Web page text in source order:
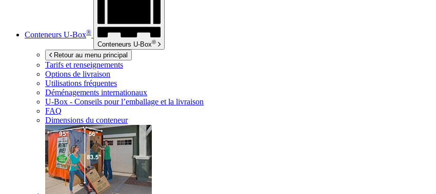
Conteneurs U-Box®
Conteneurs U-Box®
Retour au menu principal
Tarifs et renseignements
Options de livraison
Utilisations fréquentes
Déménagements internationaux
U-Box - Conseils pour l’emballage et la livraison
FAQ
Dimensions du conteneur